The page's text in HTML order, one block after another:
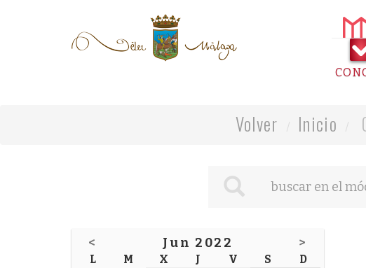
Volver Inicio
< Jun 2022 >
L M X J V S D